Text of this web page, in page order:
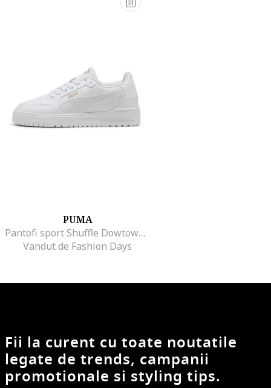
PUMA
Pantofi sport Shuffle Dowtown de piele ecologica, Alb
Vandut de Fashion Days
Fii la curent cu toate noutatile
legate de trends, campanii
promotionale si styling tips.